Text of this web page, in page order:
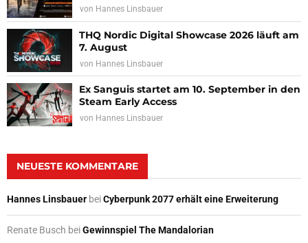
von Hannes Linsbauer
THQ Nordic Digital Showcase 2026 läuft am
7. August
von Hannes Linsbauer
Ex Sanguis startet am 10. September in den
Steam Early Access
von Hannes Linsbauer
NEUESTE KOMMENTARE
Hannes Linsbauer beiCyberpunk 2077 erhält eine Erweiterung
Renate Busch beiGewinnspiel The Mandalorian